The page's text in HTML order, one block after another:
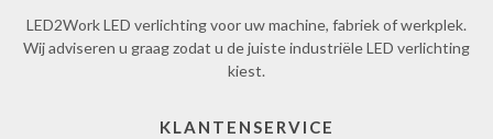
LED2Work LED verlichting voor uw machine, fabriek of werkplek.
Wij adviseren u graag zodat u de juiste industriële LED verlichting
kiest.
KLANTENSERVICE